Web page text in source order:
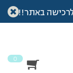
לרכישה באתר!!
0